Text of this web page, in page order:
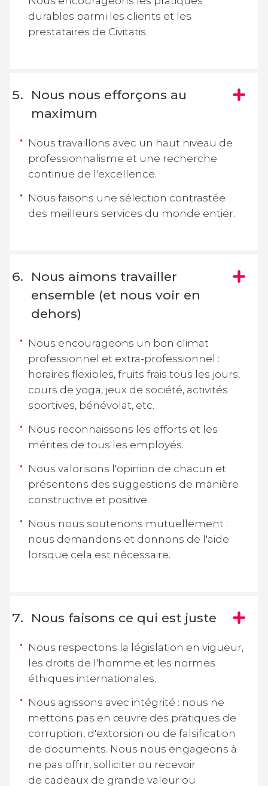
durables parmi les clients et les
prestataires de Civitatis.
Nous nous efforçons au
maximum
Nous travaillons avec un haut niveau de
professionnalisme et une recherche
continue de l'excellence.
Nous faisons une sélection contrastée
des meilleurs services du monde entier.
Nous aimons travailler
ensemble (et nous voir en
dehors)
Nous encourageons un bon climat
professionnel et extra-professionnel :
horaires flexibles, fruits frais tous les jours,
cours de yoga, jeux de société, activités
sportives, bénévolat, etc.
Nous reconnaissons les efforts et les
mérites de tous les employés.
Nous valorisons l'opinion de chacun et
présentons des suggestions de manière
constructive et positive.
Nous nous soutenons mutuellement :
nous demandons et donnons de l'aide
lorsque cela est nécessaire.
Nous faisons ce qui est juste
Nous respectons la législation en vigueur,
les droits de l'homme et les normes
éthiques internationales.
Nous agissons avec intégrité : nous ne
mettons pas en œuvre des pratiques de
corruption, d'extorsion ou de falsification
de documents. Nous nous engageons à
ne pas offrir, solliciter ou recevoir
de cadeaux de grande valeur ou